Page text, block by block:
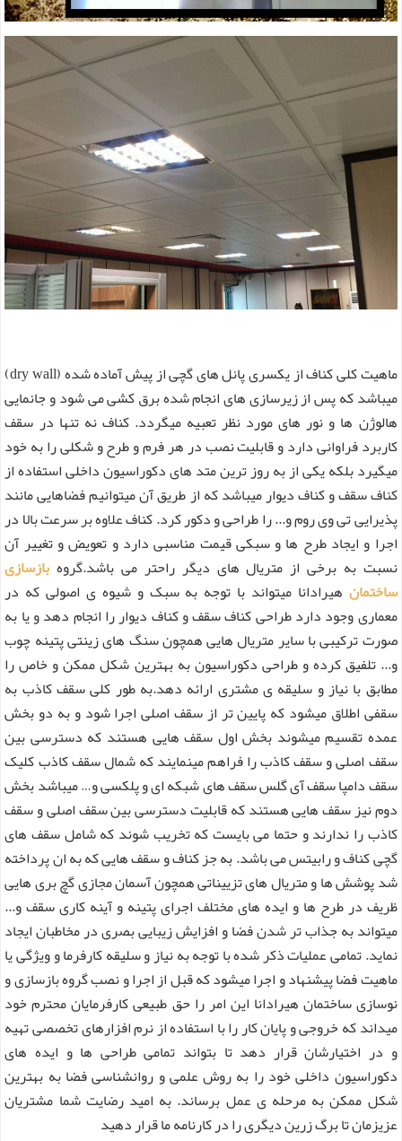
ماهیت کلی کناف از یکسری پانل های گچی از پیش آماده شده (dry wall)
میباشد که پس از زیرسازی های انجام شده برق کشی می شود و جانمایی
هالوژن ها و نور های مورد نظر تعبیه میگردد. کناف نه تنها در سقف
کاربرد فراوانی دارد و قابلیت نصب در هر فرم و طرح و شکلی را به خود
میگیرد بلکه یکی از به روز ترین متد های دکوراسیون داخلی استفاده از
کناف سقف و کناف دیوار میباشد که از طریق آن میتوانیم فضاهایی مانند
پذیرایی تی وی روم و... را طراحی و دکور کرد. کناف علاوه بر سرعت بالا در
اجرا و ایجاد طرح ها و سبکی قیمت مناسبی دارد و تعویض و تغییر آن
نسبت به برخی از متریال های دیگر راحتر می باشد.گروه بازسازی
ساختمان هیرادانا میتواند با توجه به سبک و شیوه ی اصولی که در
معماری وجود دارد طراحی کناف سقف و کناف دیوار را انجام دهد و یا به
صورت ترکیبی با سایر متریال هایی همچون سنگ های زینتی پتینه چوب
و... تلفیق کرده و طراحی دکوراسیون به بهترین شکل ممکن و خاص را
مطابق با نیاز و سلیقه ی مشتری ارائه دهد.به طور کلی سقف کاذب به
سقفی اطلاق میشود که پایین تر از سقف اصلی اجرا شود و به دو بخش
عمده تقسیم میشوند بخش اول سقف هایی هستند که دسترسی بین
سقف اصلی و سقف کاذب را فراهم مینمایند که شمال سقف کاذب کلیک
سقف دامپا سقف آی گلس سقف های شبکه ای و پلکسی و… میباشد بخش
دوم نیز سقف هایی هستند که قابلیت دسترسی بین سقف اصلی و سقف
کاذب را ندارند و حتما می بایست که تخریب شوند که شامل سقف های
گچی کناف و رابیتس می باشد. به جز کناف و سقف هایی که به ان پرداخته
شد پوشش ها و متریال های تزییناتی همچون آسمان مجازی گچ بری هایی
ظریف در طرح ها و ایده های مختلف اجرای پتینه و آینه کاری سقف و...
میتواند به جذاب تر شدن فضا و افزایش زیبایی بصری در مخاطبان ایجاد
نماید. تمامی عملیات ذکر شده با توجه به نیاز و سلیقه کارفرما و ویژگی یا
ماهیت فضا پیشنهاد و اجرا میشود که قبل از اجرا و نصب گروه بازسازی و
نوسازی ساختمان هیرادانا این امر را حق طبیعی کارفرمایان محترم خود
میداند که خروجی و پایان کار را با استفاده از نرم افزارهای تخصصی تهیه
و در اختیارشان قرار دهد تا بتواند تمامی طراحی ها و ایده های
دکوراسیون داخلی خود را به روش علمی و روانشناسی فضا به بهترین
شکل ممکن به مرحله ی عمل برساند. به امیدرضایت شما مشتریان
عزیزمان تابرگ زرین دیگری را در کارنامه ما قرار دهید